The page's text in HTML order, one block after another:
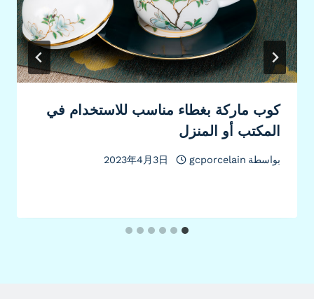
كوب ماركة بغطاء مناسب للاستخدام في
المكتب أو المنزل
بواسطة gcporcelain
2023年4月3日